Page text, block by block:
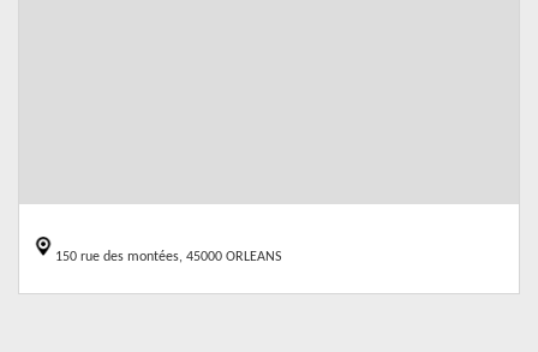
150 rue des montées, 45000 ORLEANS